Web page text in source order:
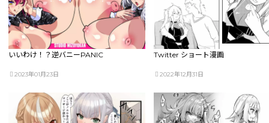
いいわけ！？逆バニーPANIC
2023年01月23日
Twitter ショート漫画
2022年12月31日